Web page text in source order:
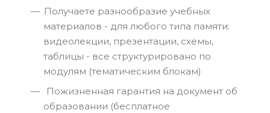
Получаете разнообразие учебных
материалов - для любого типа памяти:
видеолекции, презентации, схемы,
таблицы - все структурировано по
модулям (тематическим блокам)
Пожизненная гарантия на документ об
образовании (бесплатное